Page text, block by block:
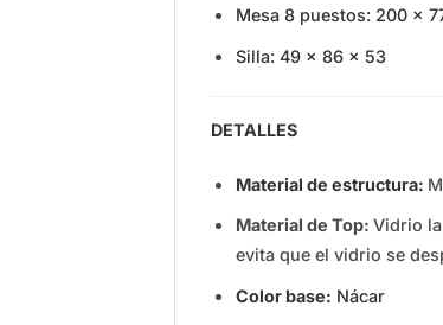
Mesa 8 puestos: 200 x
Silla: 49 x 86 x 53
DETALLES
Material de estructura:
Material de Top: Vidrio
evita que el vidrio se
Color base: Nácar